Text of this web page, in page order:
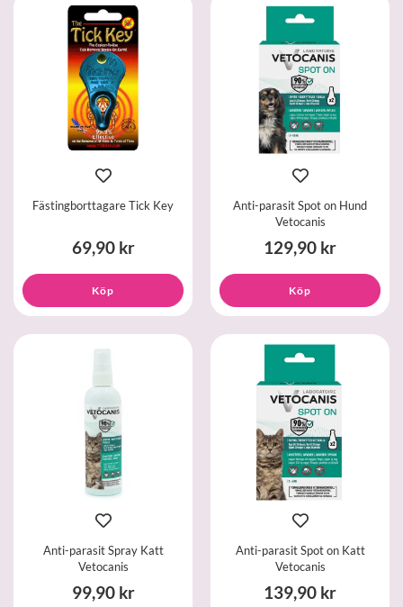
Fästingborttagare Tick Key
69,90 kr
Köp
Anti-parasit Spot on Hund
Vetocanis
129,90 kr
Köp
Anti-parasit Spray Katt
Vetocanis
99,90 kr
Anti-parasit Spot on Katt
Vetocanis
139,90 kr